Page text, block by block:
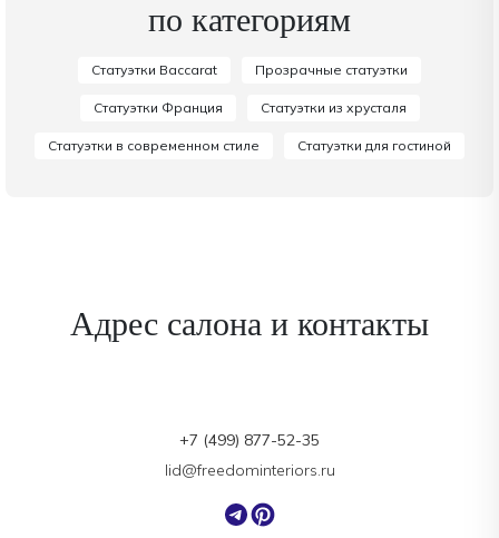
по категориям
Статуэтки Baccarat Прозрачные статуэтки
Статуэтки Франция Статуэтки из хрусталя
Статуэтки в современном стиле Статуэтки для гостиной
Адрес салона и контакты
+7 (499) 877-52-35
lid@freedominteriors.ru